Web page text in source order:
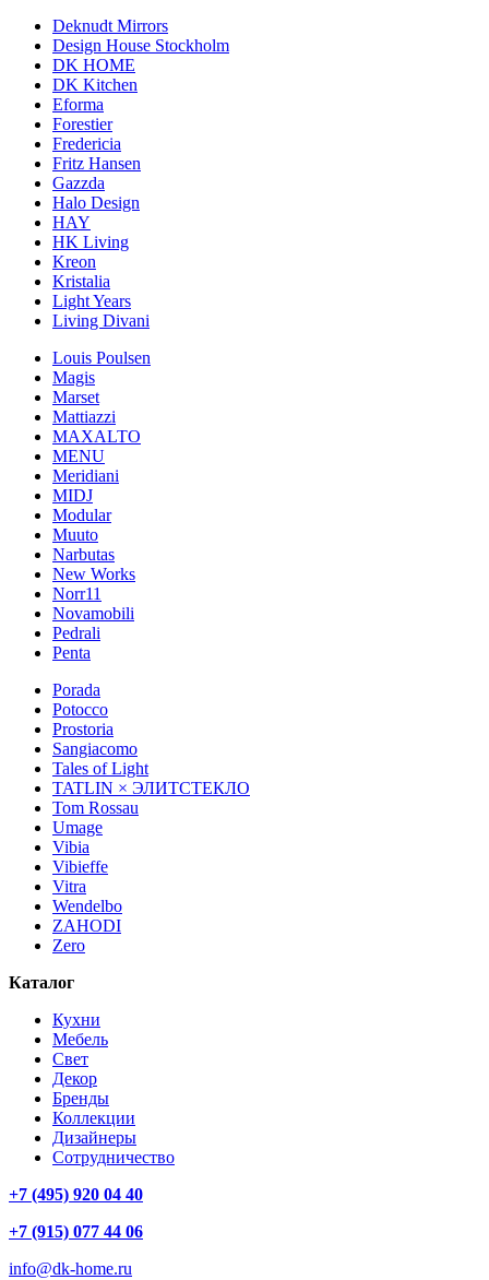
Deknudt Mirrors
Design House Stockholm
DK HOME
DK Kitchen
Eforma
Forestier
Fredericia
Fritz Hansen
Gazzda
Halo Design
HAY
HK Living
Kreon
Kristalia
Light Years
Living Divani
Louis Poulsen
Magis
Marset
Mattiazzi
MAXALTO
MENU
Meridiani
MIDJ
Modular
Muuto
Narbutas
New Works
Norr11
Novamobili
Pedrali
Penta
Porada
Potocco
Prostoria
Sangiacomo
Tales of Light
TATLIN × ЭЛИТСТЕКЛО
Tom Rossau
Umage
Vibia
Vibieffe
Vitra
Wendelbo
ZAHODI
Zero
Каталог
Кухни
Мебель
Свет
Декор
Бренды
Коллекции
Дизайнеры
Сотрудничество
+7 (495) 920 04 40
+7 (915) 077 44 06
info@dk-home.ru